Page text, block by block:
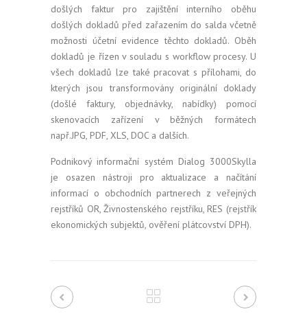
došlých faktur pro zajištění interního oběhu
došlých dokladů před zařazením do salda včetně
možnosti účetní evidence těchto dokladů. Oběh
dokladů je řízen v souladu s workflow procesy. U
všech dokladů lze také pracovat s přílohami, do
kterých jsou transformovány originální doklady
(došlé faktury, objednávky, nabídky) pomocí
skenovacích zařízení v běžných formátech
např.JPG, PDF, XLS, DOC a dalších.
Podnikový informační systém Dialog 3000Skylla
je osazen nástroji pro aktualizace a načítání
informací o obchodních partnerech z veřejných
rejstříků OR, Živnostenského rejstříku, RES (rejstřík
ekonomických subjektů, ověření plátcovství DPH).